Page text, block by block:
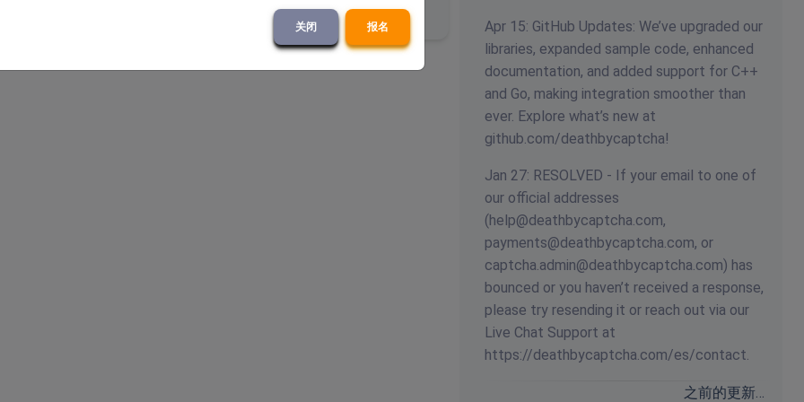
Apr 15: GitHub Updates: We’ve upgraded our
libraries, expanded sample code, enhanced
documentation, and added support for C++
and Go, making integration smoother than
ever. Explore what’s new at
github.com/deathbycaptcha!
Jan 27: RESOLVED - If your email to one of
our official addresses
(help@deathbycaptcha.com,
payments@deathbycaptcha.com, or
captcha.admin@deathbycaptcha.com) has
bounced or you haven’t received a response,
please try resending it or reach out via our
Live Chat Support at
https://deathbycaptcha.com/es/contact.
之前的更新…
关闭 报名